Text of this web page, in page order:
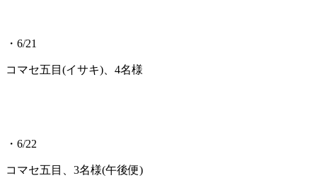
・6/21
コマセ五目(イサキ)、4名様
・6/22
コマセ五目、3名様(午後便)